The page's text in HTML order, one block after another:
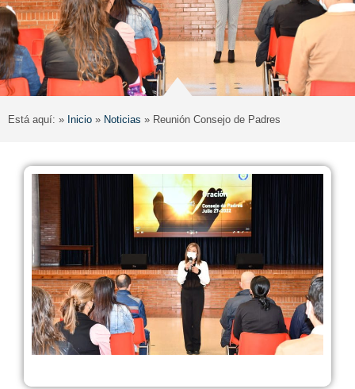
Está aquí: » Inicio » Noticias » Reunión Consejo de Padres